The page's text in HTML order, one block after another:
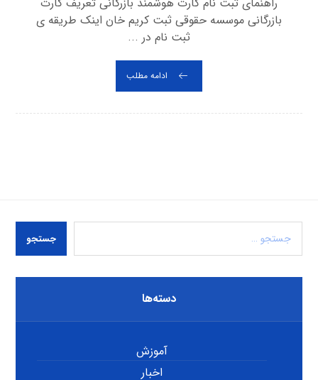
بازرگانی موسسه حقوقی ثبت کریم خان اینک طریقه ی
ثبت نام در ...
ادامه مطلب
جستجو
دسته‌ها
آموزش
اخبار